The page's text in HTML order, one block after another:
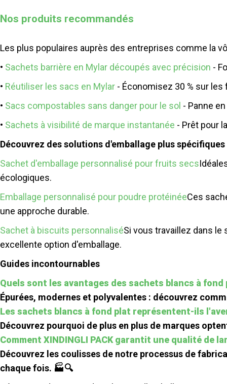
Nos produits recommandés
Les plus populaires auprès des entreprises comme la
• Sachets barrière en Mylar découpés avec précision -
• Réutiliser les sacs en Mylar - Économisez 30 % sur les
• Sacs compostables sans danger pour le sol - Panne
• Sachets à visibilité de marque instantanée - Prêt pour
Découvrez des solutions d'emballage plus
Sachet d'emballage personnalisé pour fruits secs
écologiques.
Emballage personnalisé pour poudre protéinéeCes
une approche durable.
Sachet à biscuits personnaliséSi vous travaillez dans
excellente option d'emballage.
Guides incontournables
Quels sont les avantages des sachets blancs à
Épurées, modernes et polyvalentes : découvrez
Les sachets blancs à fond plat représentent-ils
Découvrez pourquoi de plus en plus de marques
Comment XINDINGLI PACK garantit une qualité de
Découvrez les coulisses de notre processus de
chaque fois. 🏭🔍